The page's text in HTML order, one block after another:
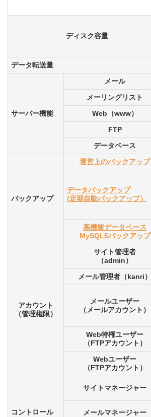
ディスク容量
データ転送量
サーバー機能
メール
メーリングリスト
Web（www）
FTP
データベース
バックアップ
運営上のバックアップ
データバックアップ
(定期自動バックアップ）
高機能データベース
MySQL5バックアップ
アカウント
（管理権限）
サイト管理者
（admin）
メール管理者（kanri）
メールユーザー
（メールアカウント）
Web特権ユーザー
（FTPアカウント）
Webユーザー
（FTPアカウント）
コントロール
サイトマネージャー
メールマネージャー